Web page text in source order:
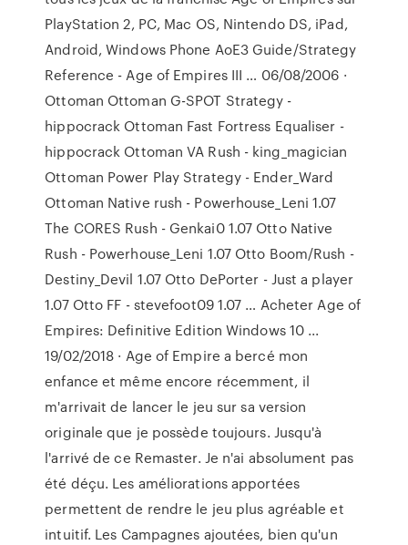
PlayStation 2, PC, Mac OS, Nintendo DS, iPad,
Android, Windows Phone AoE3 Guide/Strategy
Reference - Age of Empires III … 06/08/2006 ·
Ottoman Ottoman G-SPOT Strategy -
hippocrack Ottoman Fast Fortress Equaliser -
hippocrack Ottoman VA Rush - king_magician
Ottoman Power Play Strategy - Ender_Ward
Ottoman Native rush - Powerhouse_Leni 1.07
The CORES Rush - Genkai0 1.07 Otto Native
Rush - Powerhouse_Leni 1.07 Otto Boom/Rush -
Destiny_Devil 1.07 Otto DePorter - Just a player
1.07 Otto FF - stevefoot09 1.07 … Acheter Age of
Empires: Definitive Edition Windows 10 ...
19/02/2018 · Age of Empire a bercé mon
enfance et même encore récemment, il
m'arrivait de lancer le jeu sur sa version
originale que je possède toujours. Jusqu'à
l'arrivé de ce Remaster. Je n'ai absolument pas
été déçu. Les améliorations apportées
permettent de rendre le jeu plus agréable et
intuitif. Les Campagnes ajoutées, bien qu'un